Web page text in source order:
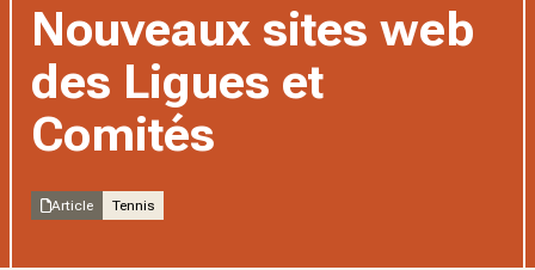
Nouveaux sites web
des Ligues et
Comités
Article Tennis